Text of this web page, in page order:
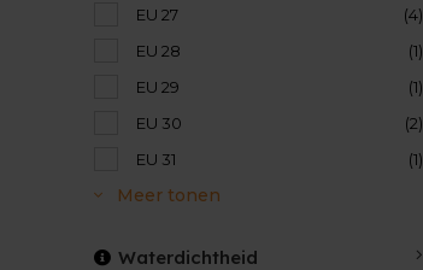
EU 27
(4)
EU 28
(1)
EU 29
(1)
EU 30
(2)
EU 31
(1)
Meer tonen
Waterdichtheid